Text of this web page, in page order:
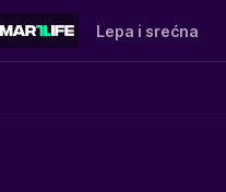
Lepa i srećna